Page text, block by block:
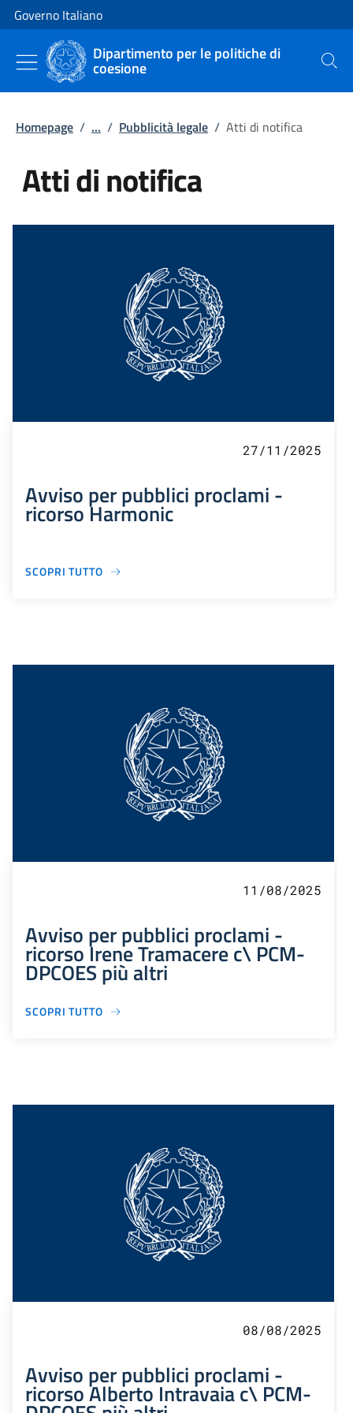
Vai al contenuto
Vai alla navigazione del sito
Governo Italiano
Dipartimento per le politiche di
coesione Cerca
Homepage / ... / Pubblicità legale / Atti di notifica
Atti di notifica
27/11/2025
Avviso per pubblici proclami -
ricorso Harmonic
SCOPRI TUTTO
11/08/2025
Avviso per pubblici proclami -
ricorso Irene Tramacere c\ PCM-
DPCOES più altri
SCOPRI TUTTO
08/08/2025
Avviso per pubblici proclami -
ricorso Alberto Intravaia c\ PCM-